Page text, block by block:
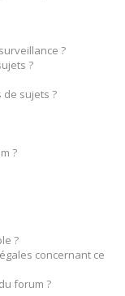
?
?
de sujets ?
?
?
concernant ce
forum ?